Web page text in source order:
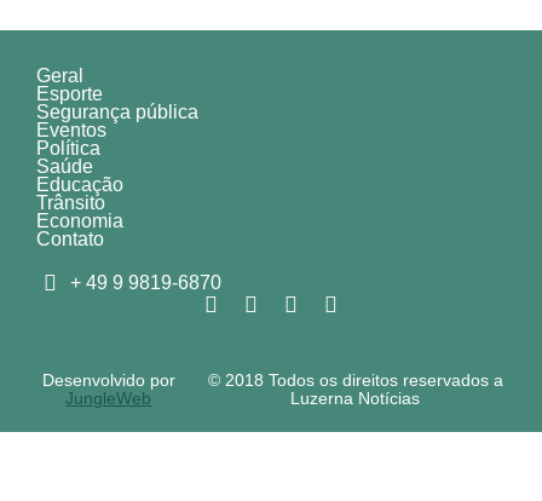
Geral
Esporte
Segurança pública
Eventos
Política
Saúde
Educação
Trânsito
Economia
Contato
+ 49 9 9819-6870
© 2018 Todos os direitos reservados a
Luzerna Notícias
Desenvolvido por
JungleWeb